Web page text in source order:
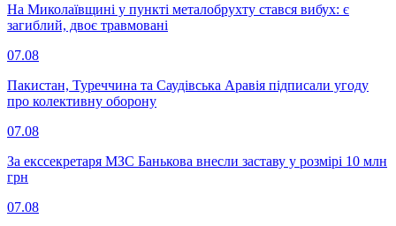
На Миколаївщині у пункті металобрухту стався вибух: є
загиблий, двоє травмовані
07.08
Пакистан, Туреччина та Саудівська Аравія підписали угоду
про колективну оборону
07.08
За екссекретаря МЗС Банькова внесли заставу у розмірі 10 млн
грн
07.08